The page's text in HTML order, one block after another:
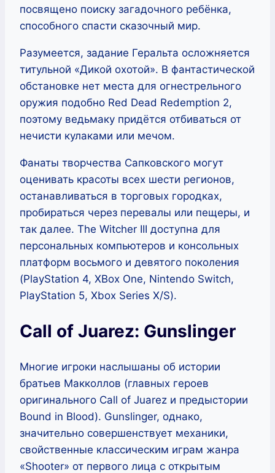
посвящено поиску загадочного ребёнка,
способного спасти сказочный мир.
Разумеется, задание Геральта осложняется
титульной «Дикой охотой». В фантастической
обстановке нет места для огнестрельного
оружия подобно Red Dead Redemption 2,
поэтому ведьмаку придётся отбиваться от
нечисти кулаками или мечом.
Фанаты творчества Сапковского могут
оценивать красоты всех шести регионов,
останавливаться в торговых городках,
пробираться через перевалы или пещеры, и
так далее. The Witcher III доступна для
персональных компьютеров и консольных
платформ восьмого и девятого поколения
(PlayStation 4, XBox One, Nintendo Switch,
PlayStation 5, Xbox Series X/S).
Call of Juarez: Gunslinger
Многие игроки наслышаны об истории
братьев Макколлов (главных героев
оригинального Call of Juarez и предыстории
Bound in Blood). Gunslinger, однако,
значительно совершенствует механики,
свойственные классическим играм жанра
«Shooter» от первого лица с открытым